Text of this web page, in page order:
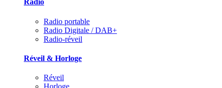
Radio
Radio portable
Radio Digitale / DAB+
Radio-réveil
Réveil & Horloge
Réveil
Horloge